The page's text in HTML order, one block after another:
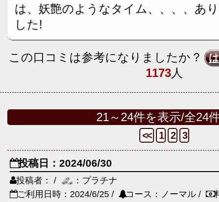
は、妖艶のようなタイム、、、、あ
した!
この口コミは参考になりましたか？
1173人
21～24件を表示/全24
<< 1 2 3
投稿日：2024/06/30
投稿者： /
：プラチナ
ご利用日時：2024/6/25 /
コース：ノーマル /